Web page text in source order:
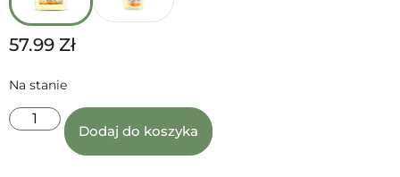
57.99 Zł
Na stanie
Dodaj do koszyka